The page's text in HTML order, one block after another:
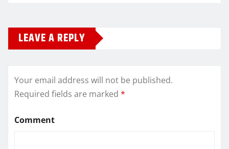
LEAVE A REPLY
Your email address will not be published.
Required fields are marked *
Comment